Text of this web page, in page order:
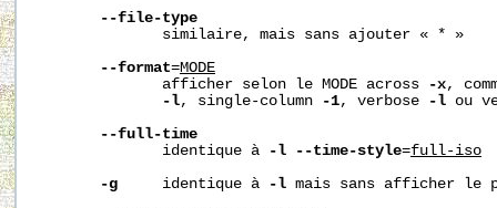
--file-type
              similaire, mais sans ajouter « * »
--format=MODE
              afficher selon le MODE across
-x,
-l, single-column -1, verbose -l ou
--full-time
              identique à
-l --time-style=full-iso
-g
     identique à
-l mais sans afficher le